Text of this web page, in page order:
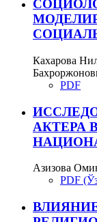
Кахарова
PDF
АКТЕРА
Азизова
PDF